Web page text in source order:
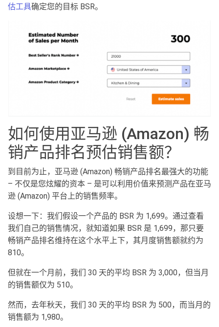
估工具确定您的目标 BSR。
如何使用亚马逊 (Amazon) 畅
销产品排名预估销售额？
到目前为止，亚马逊 (Amazon) 畅销产品排名最强大的功能
– 不仅是您炫耀的资本 – 是可以利用价值来预测产品在亚马
逊 (Amazon) 平台上的销售频率。
设想一下：我们假设一个产品的 BSR 为 1,699。通过查看
我们自己的销售情况，就知道如果 BSR 是 1,699，那只要
畅销产品排名维持在这个水平上下，其月度销售额就约为
810。
但就在一个月前，我们 30 天的平均 BSR 为 3,000，但当月
的销售额仅为 510。
然而，去年秋天，我们 30 天的平均 BSR 为 500，而当月的
销售额为 1,980。